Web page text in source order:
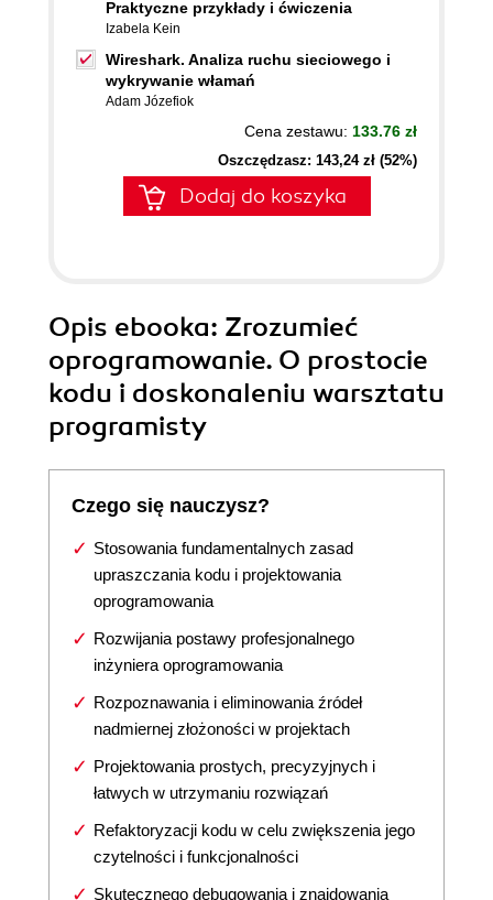
Praktyczne przykłady i ćwiczenia
Izabela Kein
Wireshark. Analiza ruchu sieciowego i
wykrywanie włamań
Adam Józefiok
Cena zestawu: 133.76 zł
Oszczędzasz: 143,24 zł (52%)
Dodaj do koszyka
Opis ebooka: Zrozumieć
oprogramowanie. O prostocie
kodu i doskonaleniu warsztatu
programisty
Czego się nauczysz?
Stosowania fundamentalnych zasad
upraszczania kodu i projektowania
oprogramowania
Rozwijania postawy profesjonalnego
inżyniera oprogramowania
Rozpoznawania i eliminowania źródeł
nadmiernej złożoności w projektach
Projektowania prostych, precyzyjnych i
łatwych w utrzymaniu rozwiązań
Refaktoryzacji kodu w celu zwiększenia jego
czytelności i funkcjonalności
Skutecznego debugowania i znajdowania